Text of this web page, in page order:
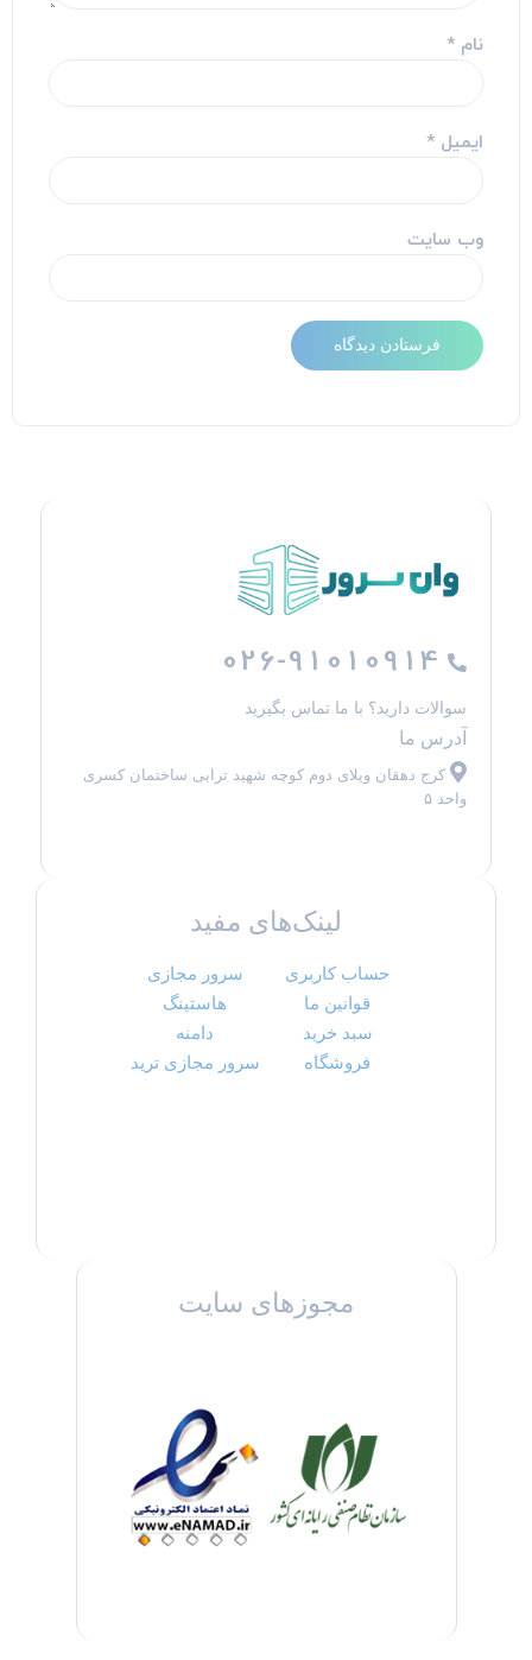
نام*
ایمیل*
وب‌ سایت
026-91010914
سوالات دارید؟ با ما تماس بگیرید
آدرس ما
کرج دهقان ویلای دوم کوچه شهید ترابی ساختمان کسری
واحد ۵
لینک‌های مفید
حساب کاربری
قوانین ما
سبد خرید
فروشگاه
سرور مجازی
هاستینگ
دامنه
سرور مجازی ترید
مجوزهای سایت